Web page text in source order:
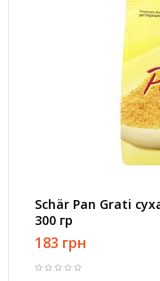
Schär Pan Grati
300 гр
183 грн